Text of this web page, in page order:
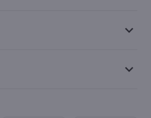
keyboard_arrow_down
keyboard_arrow_down